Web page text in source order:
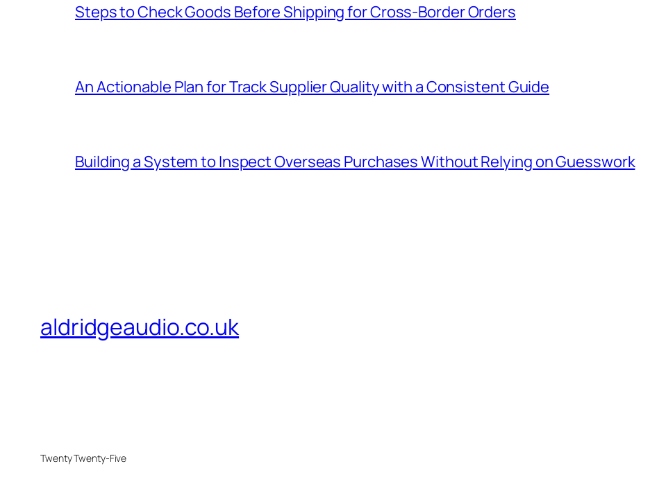
Steps to Check Goods Before Shipping for Cross-Border Orders
An Actionable Plan for Track Supplier Quality with a Consistent Guide
Building a System to Inspect Overseas Purchases Without Relying on Guesswork
aldridgeaudio.co.uk
Twenty Twenty-Five